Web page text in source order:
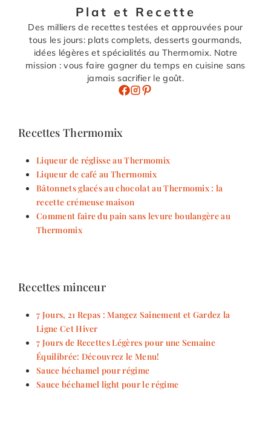
Plat et Recette
Des milliers de recettes testées et approuvées pour
tous les jours: plats complets, desserts gourmands,
idées légères et spécialités au Thermomix. Notre
mission : vous faire gagner du temps en cuisine sans
jamais sacrifier le goût.
Recettes Thermomix
Liqueur de réglisse au Thermomix
Liqueur de café au Thermomix
Bâtonnets glacés au chocolat au Thermomix : la
recette crémeuse maison
Comment faire du pain sans levure boulangère au
Thermomix
Recettes minceur
7 Jours, 21 Repas : Mangez Sainement et Gardez la
Ligne Cet Hiver
7 Jours de Recettes Légères pour une Semaine
Équilibrée: Découvrez le Menu!
Sauce béchamel pour régime
Sauce béchamel light pour le régime